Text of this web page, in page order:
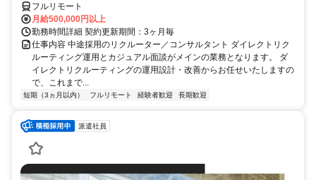
フルリモート
月給500,000円以上
勤務時間詳細 契約更新期間：3ヶ月毎
仕事内容 中途採用のリクルーター／コンサルタント ダイレクトリク
ルーティング運用とカジュアル面談がメインの業務となります。 ダ
イレクトリクルーティングの運用設計・改善からお任せいたしますの
で、これまで...
短期（3ヵ月以内） フルリモート 経験者歓迎 長期歓迎
派遣社員